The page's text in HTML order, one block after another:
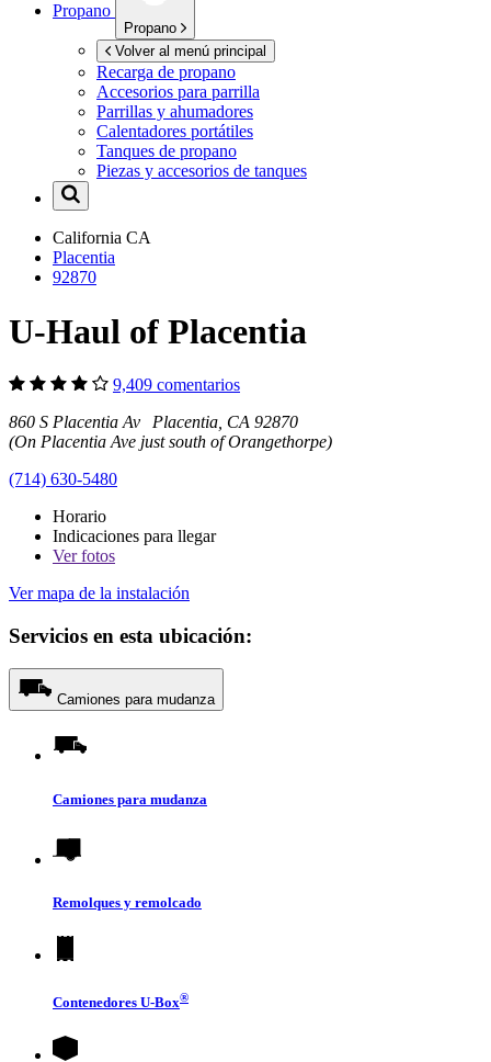
Propano
Propano
Volver al menú principal
Recarga de propano
Accesorios para parrilla
Parrillas y ahumadores
Calentadores portátiles
Tanques de propano
Piezas y accesorios de tanques
California CA
Placentia
92870
U-Haul of Placentia
9,409 comentarios
860 S Placentia Av Placentia, CA 92870
(On Placentia Ave just south of Orangethorpe)
(714) 630-5480
Horario
Indicaciones para llegar
Verfotos
Ver mapa de la instalación
Servicios en esta ubicación:
Camiones para mudanza
Camiones para mudanza
Remolques y remolcado
Contenedores U-Box®